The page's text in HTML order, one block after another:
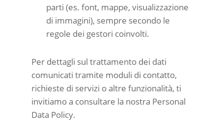
parti (es. font, mappe, visualizzazione
di immagini), sempre secondo le
regole dei gestori coinvolti.
Per dettagli sul trattamento dei dati
comunicati tramite moduli di contatto,
richieste di servizi o altre funzionalità, ti
invitiamo a consultare la nostra Personal
Data Policy.